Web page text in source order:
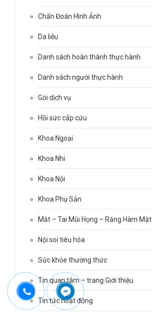
Chẩn Đoán Hình Ảnh
Da liễu
Danh sách hoàn thành thực hành
Danh sách người thực hành
Gói dịch vụ
Hồi sức cấp cứu
Khoa Ngoại
Khoa Nhi
Khoa Nội
Khoa Phụ Sản
Mắt – Tai Mũi Họng – Răng Hàm Mặt
Nội soi tiêu hóa
Sức khỏe thường thức
Tin quan tâm – trang Giới thiệu
Tin tức hoạt động